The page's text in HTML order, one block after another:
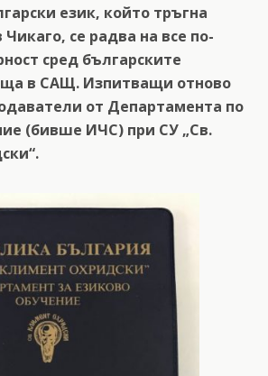
език, който тръгна
се радва на все по-
сред българските
в САЩ. Изпитващи отново
от Департамента по
(бивше ИЧС) при СУ „Св.